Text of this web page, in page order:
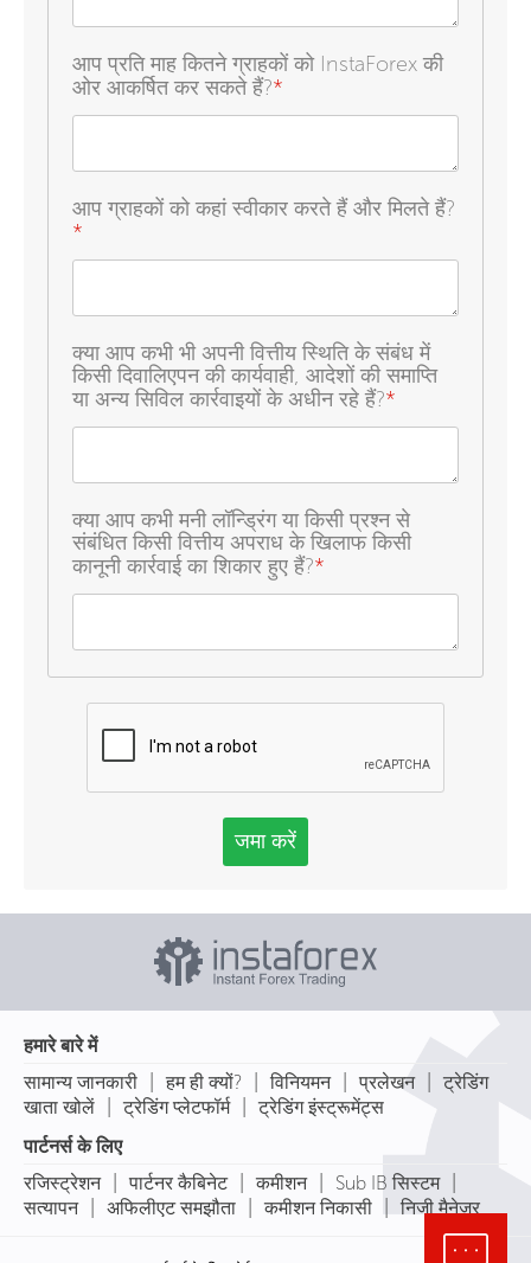
आप प्रति माह कितने ग्राहकों को InstaForex की
ओर आकर्षित कर सकते हैं?*
आप ग्राहकों को कहां स्वीकार करते हैं और मिलते हैं?
*
क्या आप कभी भी अपनी वित्तीय स्थिति के संबंध में
किसी दिवालिएपन की कार्यवाही, आदेशों की समाप्ति
या अन्य सिविल कार्रवाइयों के अधीन रहे हैं?*
क्या आप कभी मनी लॉन्ड्रिंग या किसी प्रश्न से
संबंधित किसी वित्तीय अपराध के खिलाफ किसी
कानूनी कार्रवाई का शिकार हुए हैं?*
जमा करें
हमारे बारे में
सामान्य जानकारी | हम ही क्यों? | विनियमन | प्रलेखन | ट्रेडिंग
खाता खोलें | ट्रेडिंग प्लेटफॉर्म | ट्रेडिंग इंस्ट्रूमेंट्स
पार्टनर्स के लिए
रजिस्ट्रेशन | पार्टनर कैबिनेट | कमीशन | Sub IB सिस्टम |
सत्यापन | अफिलीएट समझौता | कमीशन निकासी | निजी मैनेजर